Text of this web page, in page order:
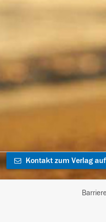
Kontakt zum Verlag